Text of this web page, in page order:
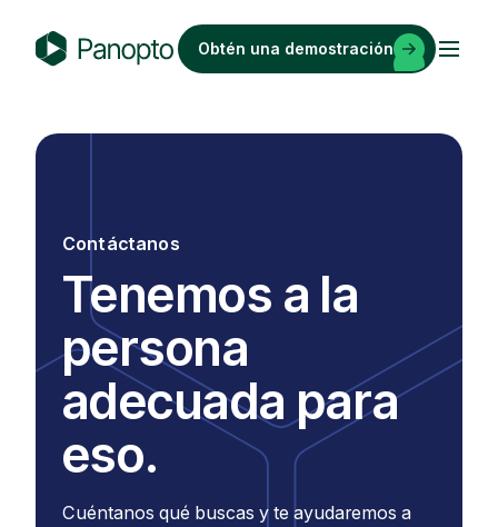
n
o
Obtén una demostración
Contáctanos
Tenemos a la
persona
adecuada para
eso.
Cuéntanos qué buscas y te ayudaremos a